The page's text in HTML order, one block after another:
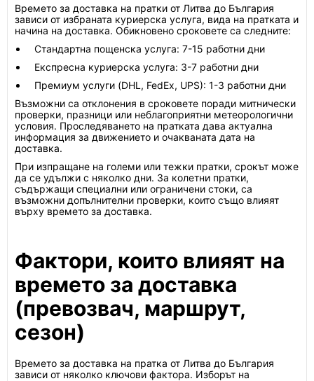
Времето за доставка на пратки от Литва до България
зависи от избраната куриерска услуга, вида на пратката и
начина на доставка. Обикновено сроковете са следните:
Стандартна пощенска услуга: 7-15 работни дни
Експресна куриерска услуга: 3-7 работни дни
Премиум услуги (DHL, FedEx, UPS): 1-3 работни дни
Възможни са отклонения в сроковете поради митнически
проверки, празници или неблагоприятни метеорологични
условия. Проследяването на пратката дава актуална
информация за движението и очакваната дата на
доставка.
При изпращане на големи или тежки пратки, срокът може
да се удължи с няколко дни. За колетни пратки,
съдържащи специални или ограничени стоки, са
възможни допълнителни проверки, които също влияят
върху времето за доставка.
Фактори, които влияят на
времето за доставка
(превозвач, маршрут,
сезон)
Времето за доставка на пратка от Литва до България
зависи от няколко ключови фактора. Изборът на